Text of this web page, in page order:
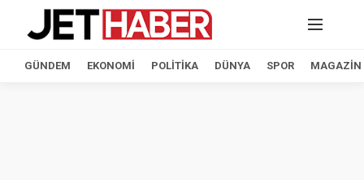
GÜNDEM EKONOMI POLITIKA DÜNYA SPOR MAGAZIN